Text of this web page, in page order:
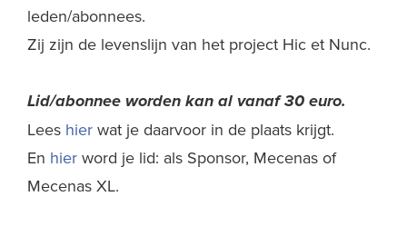
leden/abonnees.
Zij zijn de levenslijn van het project Hic et Nunc.
Lid/abonnee worden kan al vanaf 30 euro.
Lees hier wat je daarvoor in de plaats krijgt.
En hier word je lid: als Sponsor, Mecenas of
Mecenas XL.